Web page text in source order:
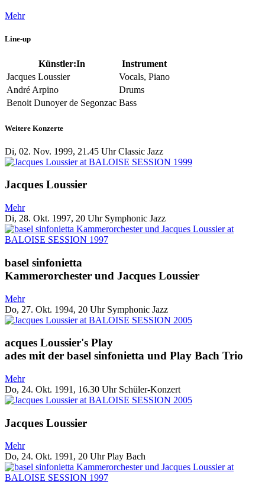
Mehr
Line-up
Künstler:In
Instrument
Jacques Loussier
Vocals, Piano
André Arpino
Drums
Benoit Dunoyer de Segonzac Bass
Weitere Konzerte
Di, 02. Nov. 1999, 21.45 Uhr Classic Jazz
Jacques Loussier
Mehr
Di, 28. Okt. 1997, 20 Uhr Symphonic Jazz
basel sinfonietta
Kammerorchester und Jacques Loussier
Mehr
Do, 27. Okt. 1994, 20 Uhr Symphonic Jazz
acques Loussier's Play
ades mit der basel sinfonietta und Play Bach Trio
Mehr
Do, 24. Okt. 1991, 16.30 Uhr Schüler-Konzert
Jacques Loussier
Mehr
Do, 24. Okt. 1991, 20 Uhr Play Bach